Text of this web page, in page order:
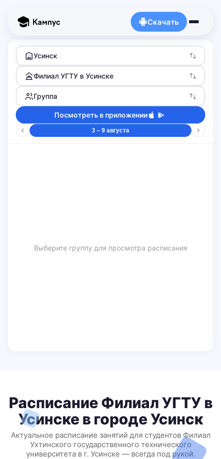
Скачать
Усинск
Филиал УГТУ в Усинске
Группа
Посмотреть в приложении
3 – 9 августа
Выберите группу для просмотра расписания
Расписание Филиал УГТУ в
Усинске в городе Усинск
Актуальное расписание занятий для студентов Филиал
Ухтинского государственного технического
университета в г. Усинске — всегда под рукой.